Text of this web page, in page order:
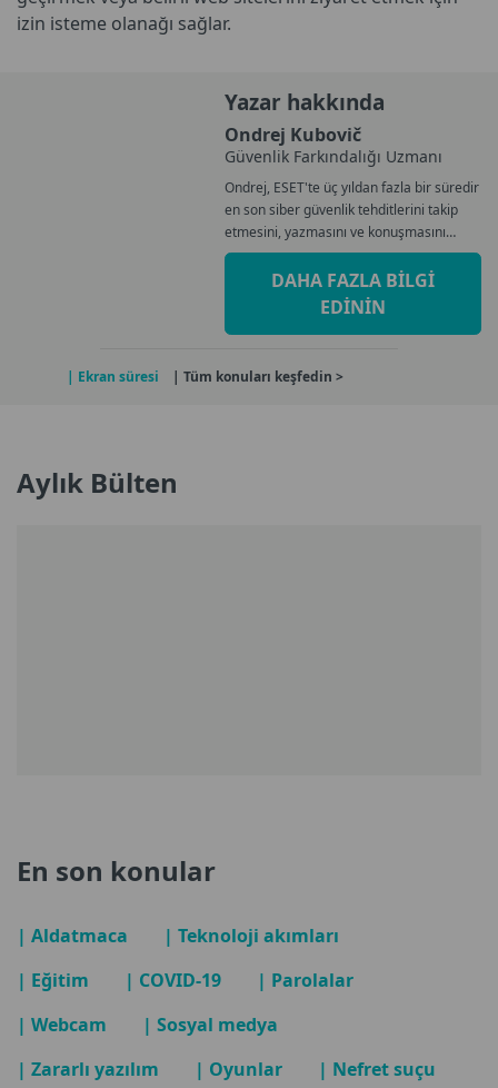
izin isteme olanağı sağlar.
Yazar hakkında
Ondrej Kubovič
Güvenlik Farkındalığı Uzmanı
Ondrej, ESET'te üç yıldan fazla bir süredir
en son siber güvenlik tehditlerini takip
etmesini, yazmasını ve konuşmasını
gerektiren bir Güvenlik Bilinci Uzmanı
olarak çalışıyor...
DAHA FAZLA BILGI
EDININ
| Ekran süresi | Tüm konuları keşfedin >
Aylık Bülten
En son konular
| Aldatmaca
| Teknoloji akımları
| Eğitim
| COVID-19
| Parolalar
| Webcam
| Sosyal medya
| Zararlı yazılım
| Oyunlar
| Nefret suçu